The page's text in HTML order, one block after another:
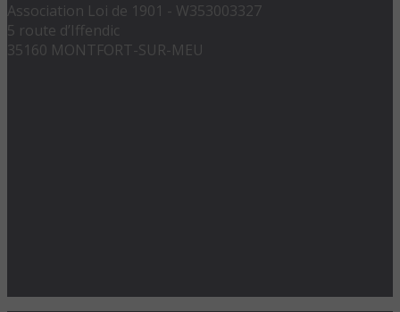
Association Loi de 1901 - W353003327
5 route d’Iffendic
35160 MONTFORT-SUR-MEU